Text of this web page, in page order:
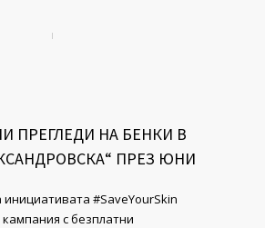
ПРЕГЛЕДИ НА БЕНКИ В
ПРЕЗ ЮНИ
#SaveYourSkin
с безплатни